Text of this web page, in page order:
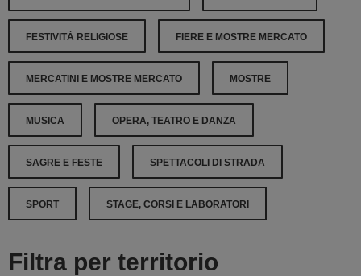
FESTIVITÀ RELIGIOSE FIERE E MOSTRE MERCATO
MERCATINI E MOSTRE MERCATO MOSTRE
MUSICA OPERA, TEATRO E DANZA
SAGRE E FESTE SPETTACOLI DI STRADA
SPORT STAGE, CORSI E LABORATORI
Filtra per territorio